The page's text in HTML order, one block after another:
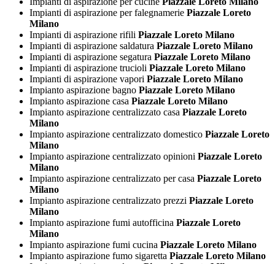
Impianti di aspirazione per falegnamerie Piazzale Loreto
Milano
Impianti di aspirazione rifili Piazzale Loreto Milano
Impianti di aspirazione saldatura Piazzale Loreto Milano
Impianti di aspirazione segatura Piazzale Loreto Milano
Impianti di aspirazione trucioli Piazzale Loreto Milano
Impianti di aspirazione vapori Piazzale Loreto Milano
Impianto aspirazione bagno Piazzale Loreto Milano
Impianto aspirazione casa Piazzale Loreto Milano
Impianto aspirazione centralizzato casa Piazzale Loreto
Milano
Impianto aspirazione centralizzato domestico Piazzale Loreto
Milano
Impianto aspirazione centralizzato opinioni Piazzale Loreto
Milano
Impianto aspirazione centralizzato per casa Piazzale Loreto
Milano
Impianto aspirazione centralizzato prezzi Piazzale Loreto
Milano
Impianto aspirazione fumi autofficina Piazzale Loreto
Milano
Impianto aspirazione fumi cucina Piazzale Loreto Milano
Impianto aspirazione fumo sigaretta Piazzale Loreto Milano